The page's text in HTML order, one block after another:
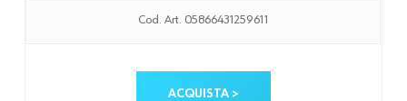
Cod. Art. 05866431259611
ACQUISTA >